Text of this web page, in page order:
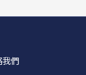
我們